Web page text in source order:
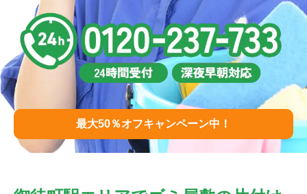
最大50％オフキャンペーン中！